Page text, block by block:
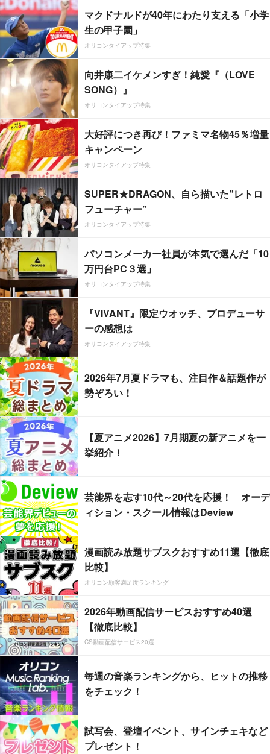
マクドナルドが40年にわたり支える「小学
生の甲子園」
オリコンタイアップ特集
向井康二イケメンすぎ！純愛『（LOVE
SONG）』
オリコンタイアップ特集
大好評につき再び！ファミマ名物45％増量
キャンペーン
オリコンタイアップ特集
SUPER★DRAGON、自ら描いた”レトロ
フューチャー”
オリコンタイアップ特集
パソコンメーカー社員が本気で選んだ「10
万円台PC３選」
オリコンタイアップ特集
『VIVANT』限定ウオッチ、プロデューサ
ーの感想は
オリコンタイアップ特集
2026年7月夏ドラマも、注目作＆話題作が
勢ぞろい！
【夏アニメ2026】7月期夏の新アニメを一
挙紹介！
芸能界を志す10代～20代を応援！ オーデ
ィション・スクール情報はDeview
漫画読み放題サブスクおすすめ11選【徹底
比較】
オリコン顧客満足度ランキング
2026年動画配信サービスおすすめ40選
【徹底比較】
CS動画配信サービス20選
毎週の音楽ランキングから、ヒットの推移
をチェック！
試写会、登壇イベント、サインチェキなど
プレゼント！